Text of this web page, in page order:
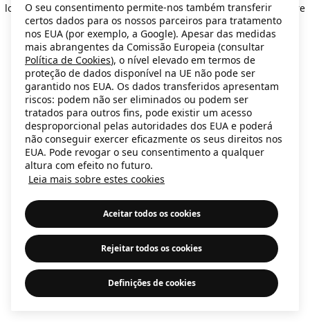
loadingsecondhand.ikea.com (see the browser console for more
information).
O seu consentimento permite-nos também transferir
certos dados para os nossos parceiros para tratamento
nos EUA (por exemplo, a Google). Apesar das medidas
mais abrangentes da Comissão Europeia (consultar
Política de Cookies), o nível elevado em termos de
proteção de dados disponível na UE não pode ser
garantido nos EUA. Os dados transferidos apresentam
riscos: podem não ser eliminados ou podem ser
tratados para outros fins, pode existir um acesso
desproporcional pelas autoridades dos EUA e poderá
não conseguir exercer eficazmente os seus direitos nos
EUA. Pode revogar o seu consentimento a qualquer
altura com efeito no futuro.
Leia mais sobre estes cookies
Aceitar todos os cookies
Rejeitar todos os cookies
Definições de cookies